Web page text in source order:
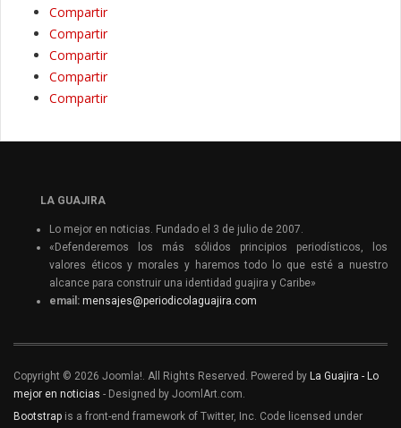
Compartir
Compartir
Compartir
Compartir
Compartir
LA GUAJIRA
Lo mejor en noticias. Fundado el 3 de julio de 2007.
«Defenderemos los más sólidos principios periodísticos, los
valores éticos y morales y haremos todo lo que esté a nuestro
alcance para construir una identidad guajira y Caribe»
email: mensajes@periodicolaguajira.com
Copyright © 2026 Joomla!. All Rights Reserved. Powered by La Guajira - Lo
mejor en noticias - Designed by JoomlArt.com.
Bootstrap is a front-end framework of Twitter, Inc. Code licensed under